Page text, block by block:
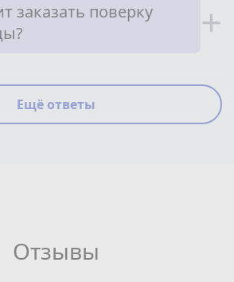
заказать поверку
+
Ещё ответы
Отзывы